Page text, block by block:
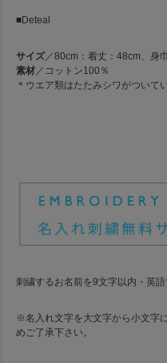
■Deteal
サイズ／80cm：着丈：48cm、身
素材 ／コットン100％
＊ウエア類はたたみシワがついて
刺繍するお名前を9文字以内・英語
※名入れ文字を大文字から小文字
めご了承下さい。